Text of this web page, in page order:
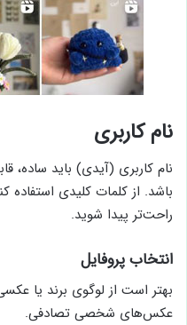
نام کاربری
نام کاربری (آیدی) باید
باشد. از کلمات کلیدی استفاده
راحت‌تر پیدا شوید.
انتخاب پروفایل
بهتر است از لوگوی برند یا
عکس‌های شخصی تصادفی.